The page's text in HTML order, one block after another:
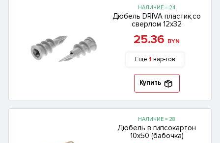
НАЛИЧИЕ = 24
Дюбель DRIVA пластик,со
сверлом 12х32
25.36 BYN
Еще 1 вар-тов
Купить
НАЛИЧИЕ = 28
Дюбель в гипсокартон
10х50 (бабочка)